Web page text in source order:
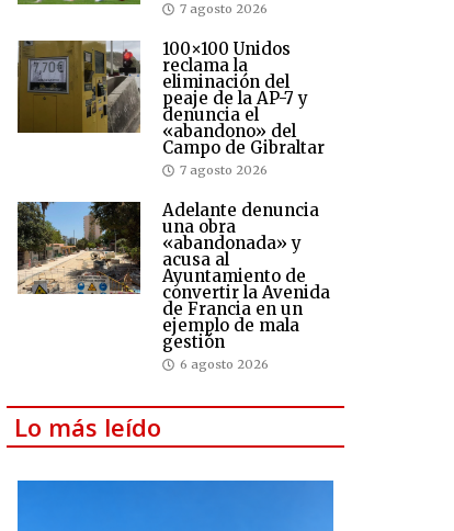
7 agosto 2026
100×100 Unidos
reclama la
eliminación del
peaje de la AP-7 y
denuncia el
«abandono» del
Campo de Gibraltar
7 agosto 2026
Adelante denuncia
una obra
«abandonada» y
acusa al
Ayuntamiento de
convertir la Avenida
de Francia en un
ejemplo de mala
gestión
6 agosto 2026
Lo más leído